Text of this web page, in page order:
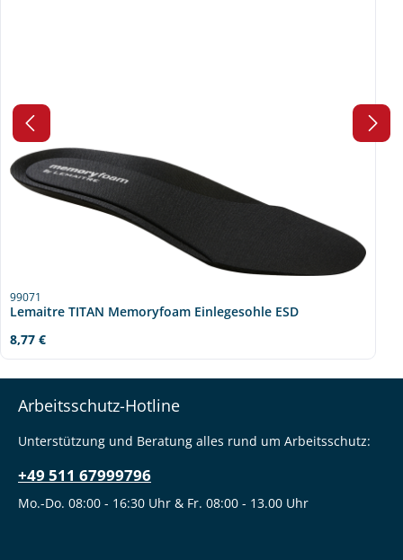
99071
Lemaitre TITAN Memoryfoam Einlegesohle ESD
Regulärer Preis:
8,77 €
Arbeitsschutz-Hotline
Unterstützung und Beratung alles rund um Arbeitsschutz:
+49 511 67999796
Mo.-Do. 08:00 - 16:30 Uhr & Fr. 08:00 - 13.00 Uhr